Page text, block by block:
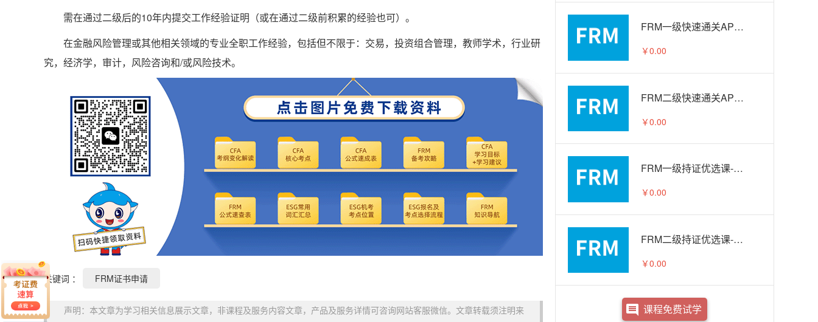
需在通过二级后的10年内提交工作经验证明（或在通过二级前积累的经验也可）。
在金融风险管理或其他相关领域的专业全职工作经验，包括但不限于：交易，投资组合管理，教师学术，行业研
究，经济学，审计，风险咨询和/或风险技术。
关键词 ： FRM证书申请
声明：本文章为学习相关信息展示文章，非课程及服务内容文章，产品及服务详情可咨询网站客服微信。文章转载须注明来
FRM一级快速通关APS智播课-试听
￥0.00
FRM二级快速通关APS智播课-试听
￥0.00
FRM一级持证优选课-试听
￥0.00
FRM二级持证优选课-试听
￥0.00
课程免费试学